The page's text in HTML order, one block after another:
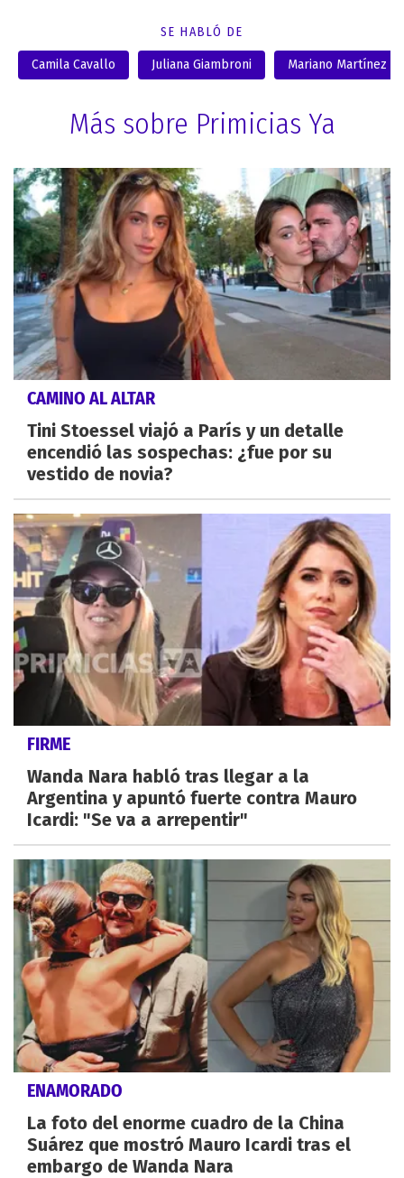
SE HABLÓ DE
Camila Cavallo Juliana Giambroni Mariano Martínez
Más sobre Primicias Ya
CAMINO AL ALTAR
Tini Stoessel viajó a París y un detalle
encendió las sospechas: ¿fue por su
vestido de novia?
FIRME
Wanda Nara habló tras llegar a la
Argentina y apuntó fuerte contra Mauro
Icardi: "Se va a arrepentir"
ENAMORADO
La foto del enorme cuadro de la China
Suárez que mostró Mauro Icardi tras el
embargo de Wanda Nara